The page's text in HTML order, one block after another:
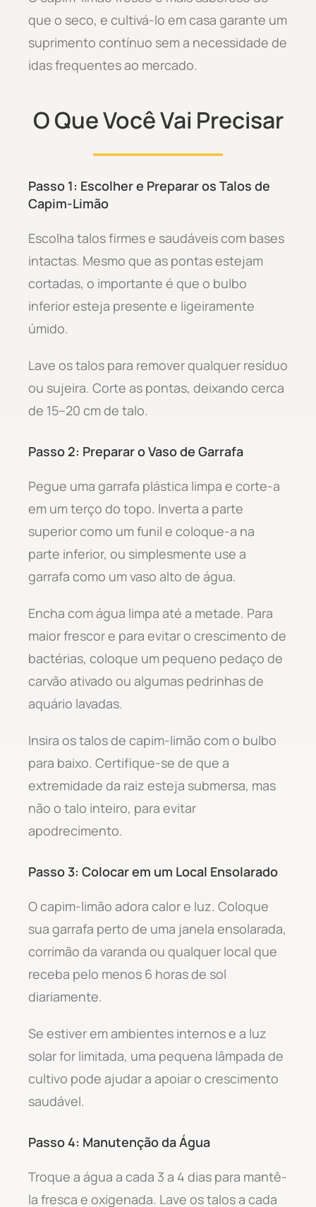
que o seco, e cultivá-lo em casa garante um
suprimento contínuo sem a necessidade de
idas frequentes ao mercado.
O Que Você Vai Precisar
Passo 1: Escolher e Preparar os Talos de
Capim-Limão
Escolha talos firmes e saudáveis com bases
intactas. Mesmo que as pontas estejam
cortadas, o importante é que o bulbo
inferior esteja presente e ligeiramente
úmido.
Lave os talos para remover qualquer resíduo
ou sujeira. Corte as pontas, deixando cerca
de 15–20 cm de talo.
Passo 2: Preparar o Vaso de Garrafa
Pegue uma garrafa plástica limpa e corte-a
em um terço do topo. Inverta a parte
superior como um funil e coloque-a na
parte inferior, ou simplesmente use a
garrafa como um vaso alto de água.
Encha com água limpa até a metade. Para
maior frescor e para evitar o crescimento de
bactérias, coloque um pequeno pedaço de
carvão ativado ou algumas pedrinhas de
aquário lavadas.
Insira os talos de capim-limão com o bulbo
para baixo. Certifique-se de que a
extremidade da raiz esteja submersa, mas
não o talo inteiro, para evitar
apodrecimento.
Passo 3: Colocar em um Local Ensolarado
O capim-limão adora calor e luz. Coloque
sua garrafa perto de uma janela ensolarada,
corrimão da varanda ou qualquer local que
receba pelo menos 6 horas de sol
diariamente.
Se estiver em ambientes internos e a luz
solar for limitada, uma pequena lâmpada de
cultivo pode ajudar a apoiar o crescimento
saudável.
Passo 4: Manutenção da Água
Troque a água a cada 3 a 4 dias para mantê-
la fresca e oxigenada. Lave os talos a cada